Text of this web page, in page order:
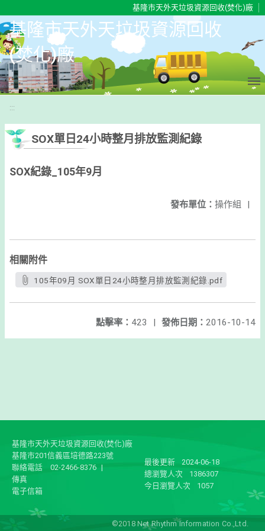
基隆市天外天垃圾資源回收(焚化)廠
基隆市天外天垃圾資源回收
(焚化)廠
:::
SOX單日24小時整月排放監測紀錄
SOX紀錄_105年9月
發布單位： 操作組 |
相關附件
105年09月 SOX單日24小時整月排放監測紀錄.pdf
發佈日期： 2016-10-14
點擊率： 423 |
基隆市天外天垃圾資源回收(焚化)廠
基隆市201信義區培德路223號
聯絡電話
02-2466-8376 |
傳真
電子信箱
最後更新
2024-06-18
總瀏覽人次
1386307
今日瀏覽人次
1057
©2018 Net Rhythm Information Co.,Ltd.